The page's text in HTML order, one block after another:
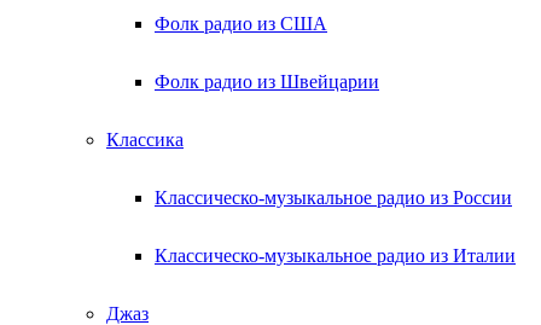
Фолк радио из США
Фолк радио из Швейцарии
Классика
Классическо-музыкальное радио из России
Классическо-музыкальное радио из Италии
Джаз